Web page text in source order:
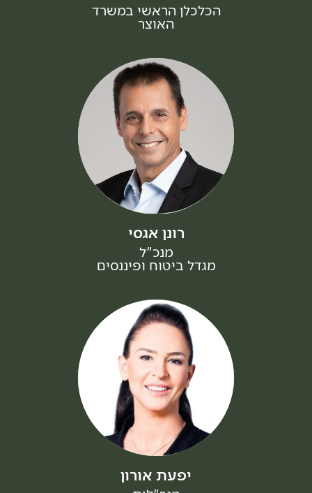
הכלכלן הראשי במשרד
האוצר
רונן אגסי
מנכ"ל
מגדל ביטוח ופיננסים
יפעת אורון